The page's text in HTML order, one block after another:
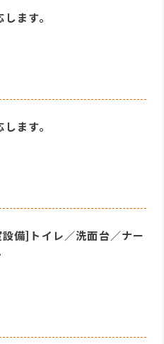
ます。
ます。
備]トイレ／洗面台／ナー